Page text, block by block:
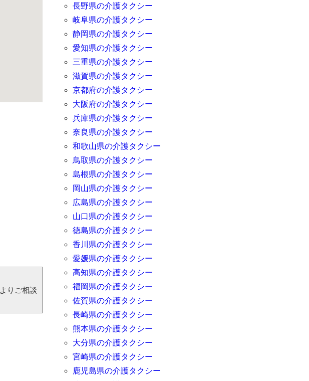
よりご相談
長野県の介護タクシー
岐阜県の介護タクシー
静岡県の介護タクシー
愛知県の介護タクシー
三重県の介護タクシー
滋賀県の介護タクシー
京都府の介護タクシー
大阪府の介護タクシー
兵庫県の介護タクシー
奈良県の介護タクシー
和歌山県の介護タクシー
鳥取県の介護タクシー
島根県の介護タクシー
岡山県の介護タクシー
広島県の介護タクシー
山口県の介護タクシー
徳島県の介護タクシー
香川県の介護タクシー
愛媛県の介護タクシー
高知県の介護タクシー
福岡県の介護タクシー
佐賀県の介護タクシー
長崎県の介護タクシー
熊本県の介護タクシー
大分県の介護タクシー
宮崎県の介護タクシー
鹿児島県の介護タクシー